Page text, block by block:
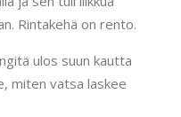
Rintakehä on rento.
ulos suun kautta
miten vatsa laskee